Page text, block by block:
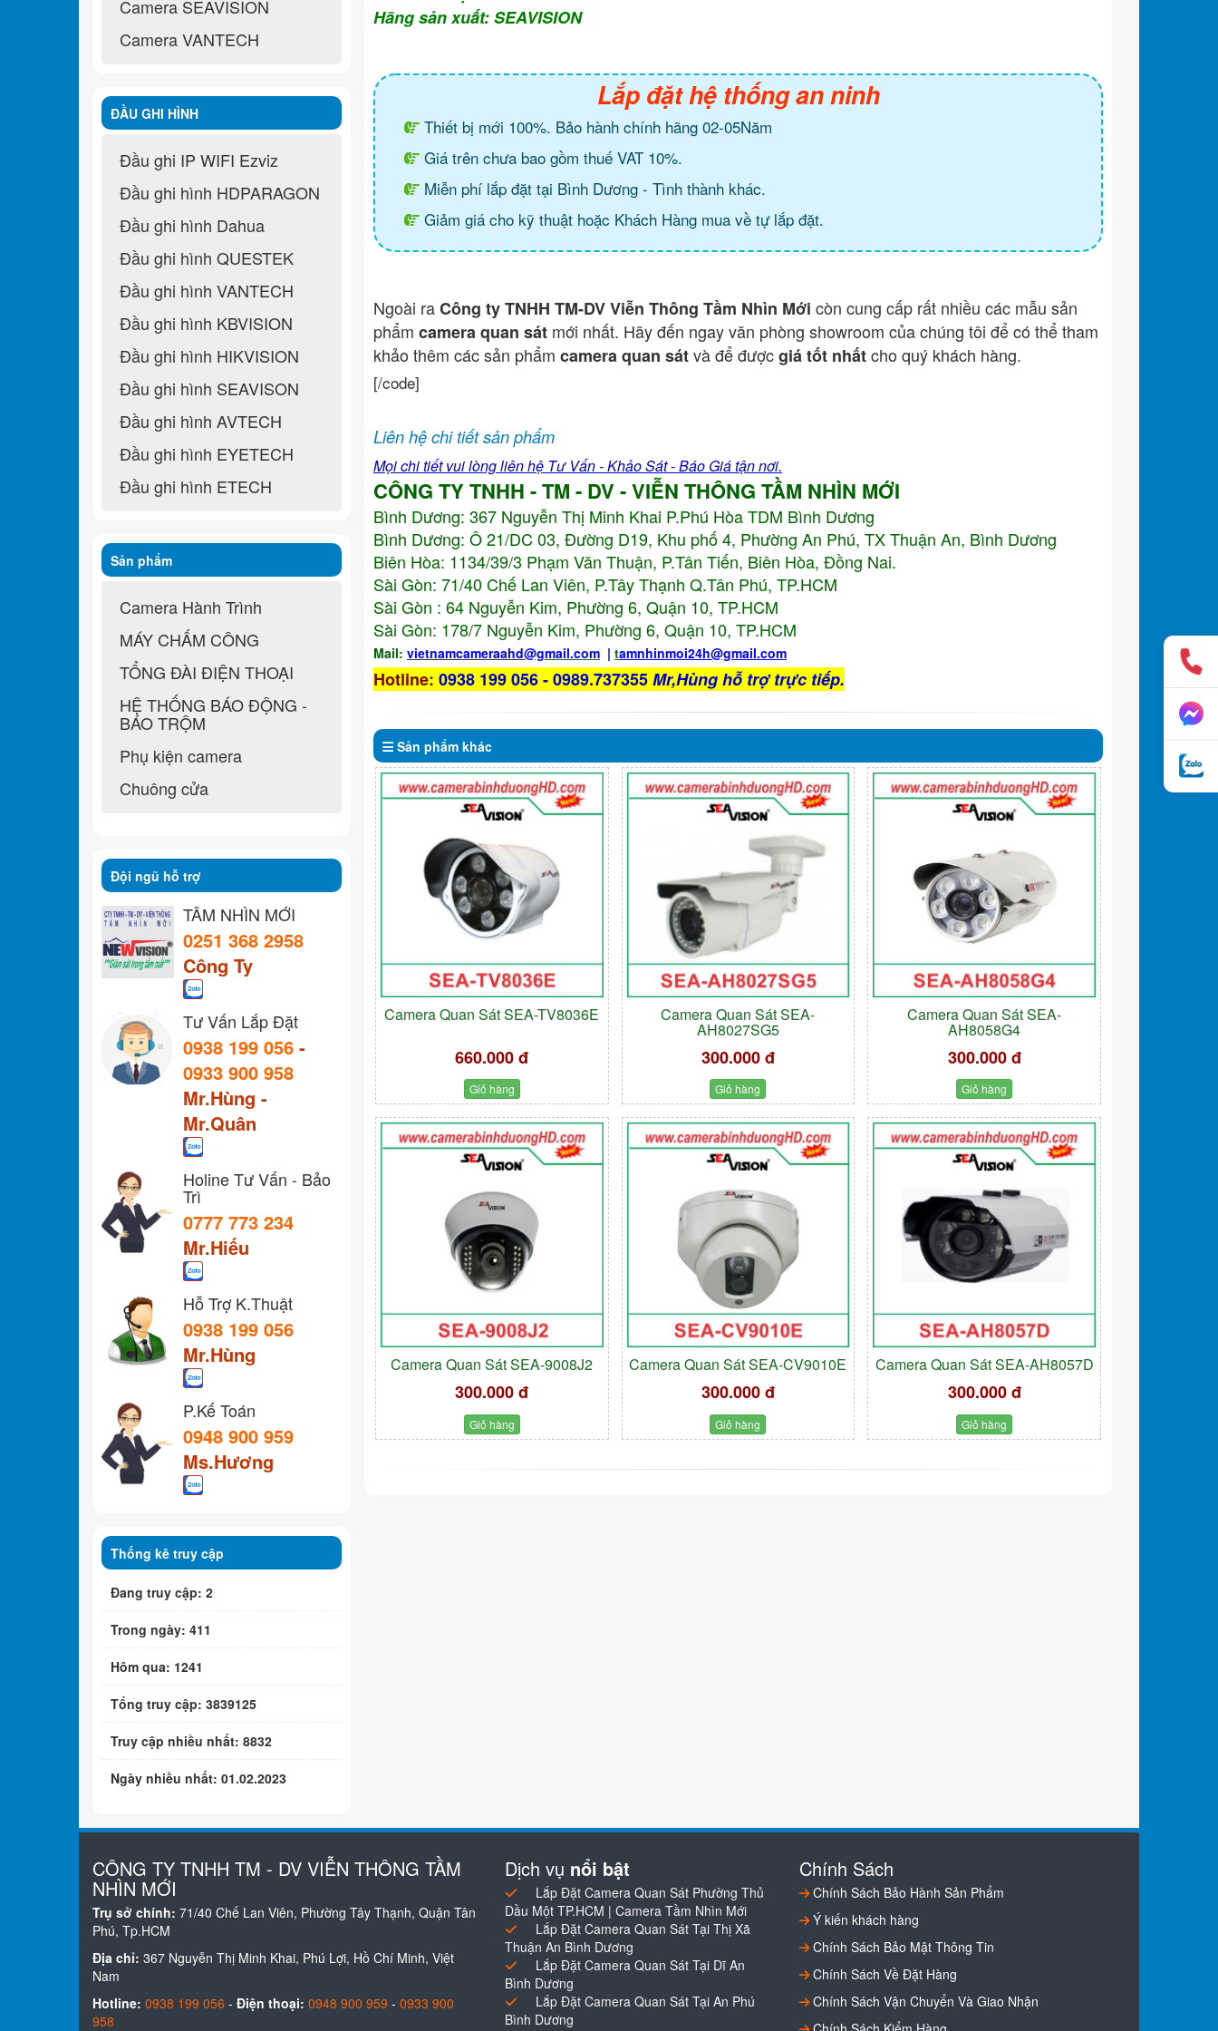
Hãng sản xuất: SEAVISION
Lắp đặt hệ thống an ninh
Thiết bị mới 100%. Bảo hành chính hãng 02-05Năm
Giá trên chưa bao gồm thuế VAT 10%.
Miễn phí lắp đặt tại Bình Dương - Tình thành khác.
Giảm giá cho kỹ thuật hoặc Khách Hàng mua về tự lắp đặt.
Ngoài raCông ty TNHH TM-DV Viễn Thông Tầm Nhìn Mới còn cung cấp rất nhiều các mẫu sản
phẩm camera quan sát mới nhất. Hãy đến ngay văn phòng showroom của chúng tôi để có thể tham
khảo thêm các sản phẩm camera quan sátvà để đượcgiá tốt nhấtcho quý khách hàng.
[/code]
Liên hệ chi tiết sản phẩm
Mọi chi tiết vui lòng liên hệ Tư Vấn - Khảo Sát - Báo Giá tận nơi.
CÔNG TY TNHH - TM - DV - VIỄN THÔNG TẦM NHÌN MỚI
Bình Dương: 367 Nguyễn Thị Minh Khai P.Phú Hòa TDM Bình Dương
Bình Dương: Ô 21/DC 03, Đường D19, Khu phố 4, Phường An Phú, TX Thuận An, Bình Dương
Biên Hòa: 1134/39/3 Phạm Văn Thuận, P.Tân Tiến, Biên Hòa, Đồng Nai.
Sài Gòn: 71/40 Chế Lan Viên, P.Tây Thạnh Q.Tân Phú, TP.HCM
Sài Gòn : 64 Nguyễn Kim, Phường 6, Quận 10, TP.HCM
Sài Gòn: 178/7 Nguyễn Kim, Phường 6, Quận 10, TP.HCM
Mail: vietnamcameraahd@gmail.com | tamnhinmoi24h@gmail.com
Hotline: 0938 199 056 - 0989.737355Mr,Hùng hỗ trợ trực tiếp.
Sản phẩm khác
Camera Quan Sát SEA-TV8036E
660.000 đ
Giỏ hàng
Camera Quan Sát SEA-
AH8027SG5
300.000 đ
Giỏ hàng
Camera Quan Sát SEA-
AH8058G4
300.000 đ
Giỏ hàng
Camera Quan Sát SEA-9008J2
300.000 đ
Giỏ hàng
Camera Quan Sát SEA-CV9010E
300.000 đ
Giỏ hàng
Camera Quan Sát SEA-AH8057D
300.000 đ
Giỏ hàng
Camera SEAVISION
Camera VANTECH
ĐẦU GHI HÌNH
Đầu ghi IP WIFI Ezviz
Đầu ghi hình HDPARAGON
Đầu ghi hình Dahua
Đầu ghi hình QUESTEK
Đầu ghi hình VANTECH
Đầu ghi hình KBVISION
Đầu ghi hình HIKVISION
Đầu ghi hình SEAVISON
Đầu ghi hình AVTECH
Đầu ghi hình EYETECH
Đầu ghi hình ETECH
Sản phẩm
Camera Hành Trình
MÁY CHẤM CÔNG
TỔNG ĐÀI ĐIỆN THOẠI
HỆ THỐNG BÁO ĐỘNG -
BÁO TRỘM
Phụ kiện camera
Chuông cửa
Đội ngũ hỗ trợ
TẦM NHÌN MỚI
0251 368 2958
Công Ty
Tư Vấn Lắp Đặt
0938 199 056 -
0933 900 958
Mr.Hùng -
Mr.Quân
Holine Tư Vấn - Bảo
Trì
0777 773 234
Mr.Hiếu
Hỗ Trợ K.Thuật
0938 199 056
Mr.Hùng
P.Kế Toán
0948 900 959
Ms.Hương
Thống kê truy cập
Đang truy cập: 2
Trong ngày: 411
Hôm qua: 1241
Tổng truy cập: 3839125
Truy cập nhiều nhất: 8832
Ngày nhiều nhất: 01.02.2023
CÔNG TY TNHH TM - DV VIỄN THÔNG TẦM
NHÌN MỚI
Trụ sở chính: 71/40 Chế Lan Viên, Phường Tây Thạnh, Quận Tân
Phú, Tp.HCM
Địa chỉ: 367 Nguyễn Thị Minh Khai, Phú Lợi, Hồ Chí Minh, Việt
Nam
Hotline: 0938 199 056 - Điện thoại: 0948 900 959 - 0933 900
958
Dịch vụ nổi bật
Lắp Đặt Camera Quan Sát Phường Thủ
Dầu Một TP.HCM | Camera Tầm Nhìn Mới
Lắp Đặt Camera Quan Sát Tại Thị Xã
Thuận An Bình Dương
Lắp Đặt Camera Quan Sát Tại Dĩ An
Bình Dương
Lắp Đặt Camera Quan Sát Tại An Phú
Bình Dương
Chính Sách
Chính Sách Bảo Hành Sản Phẩm
Ý kiến khách hàng
Chính Sách Bảo Mật Thông Tin
Chính Sách Về Đặt Hàng
Chính Sách Vận Chuyển Và Giao Nhận